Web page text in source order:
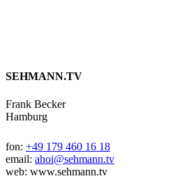
SEHMANN.TV
Frank Becker
Hamburg
fon: +49 179 460 16 18
email: ahoi@sehmann.tv
web: www.sehmann.tv